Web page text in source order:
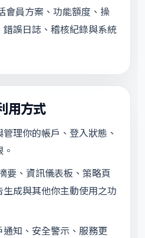
會員方案、功能額度、操
誤日誌、稽核紀錄與系統
用方式
理你的帳戶、登入狀態、
要、資訊儀表板、策略頁
成與其他你主動使用之功
知、安全警示、服務更